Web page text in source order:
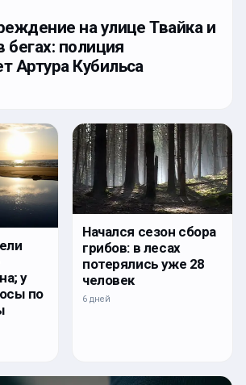
на улице Твайка и
бегах: полиция
Артура Кубильса
у
по
Начался сезон сбора
грибов: в лесах
потерялись уже 28
человек
6 дней